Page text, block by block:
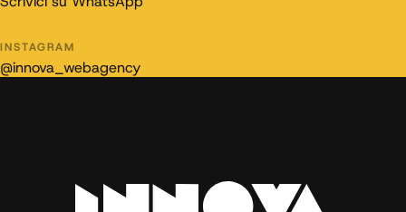
INSTAGRAM
@innova_webagency